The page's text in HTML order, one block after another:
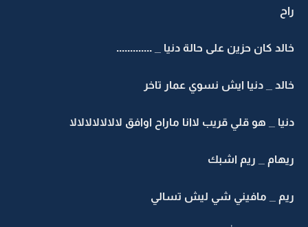
راح
خالد كان حزين على حالة دنيا _ .............
خالد _ دنيا ايش نسوي عمار تاخر
دنيا _ هو قلي قريب لاانا ماراح اوافق لالالالالالالا
ريهام _ ريم اشبك
ريم _ مافيني شي ليش تسالي